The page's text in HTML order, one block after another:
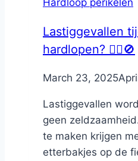
Lastiggevallen
hardlopen? 🏃‍♀️🚫
ByNicole
March 23, 2025
Lastiggevallen
geen
te maken krijgen
etterbakjes op de